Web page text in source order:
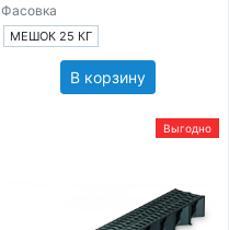
Фасовка
МЕШОК 25 КГ
В корзину
Выгодно